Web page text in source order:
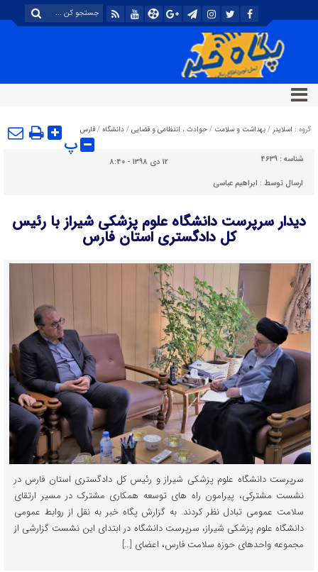
گروه : اسلایدر / بهداشت و سلامت / حوادث ، انتظامی و قضایی / دانشگاه / فارس
پ
شناسه : 4639
12 دی 1398 - 8:40
ارسال توسط : ابراهیم عباسی
دیدار سرپرست دانشگاه علوم پزشکی شیراز با رئیس
کل دادگستری استان فارس
سرپرست دانشگاه علوم پزشکی شیراز و رئیس کل دادگستری استان فارس در
نشست مشترکی، پیرامون راه های توسعه همکاری مشترک در مسیر ارتقای
سلامت عمومی تبادل نظر کردند. به گزارش پگاه خبر به نقل از روابط عمومی
دانشگاه علوم پزشکی شیراز، سرپرست دانشگاه در ابتدای این نشست گزارشی از
مجموعه واحدهای حوزه سلامت فارس، اعضای […]